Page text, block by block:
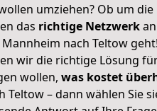
umziehen? Ob um
das richtige Netzwerk
nach Teltow
wir die richtige Lösung
wollen, was kostet
Teltow – dann wählen Sie